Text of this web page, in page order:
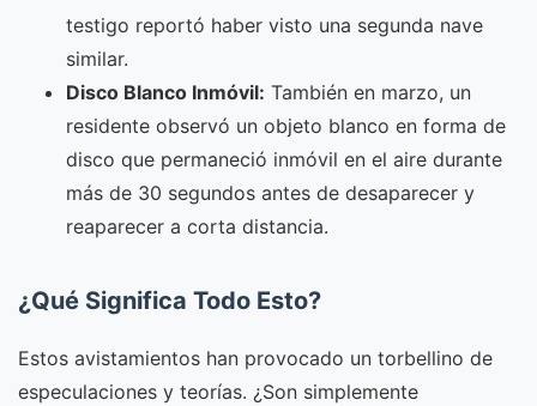
testigo reportó haber visto una segunda nave
similar.
Disco Blanco Inmóvil: También en marzo, un
residente observó un objeto blanco en forma de
disco que permaneció inmóvil en el aire durante
más de 30 segundos antes de desaparecer y
reaparecer a corta distancia.
¿Qué Significa Todo Esto?
Estos avistamientos han provocado un torbellino de
especulaciones y teorías. ¿Son simplemente